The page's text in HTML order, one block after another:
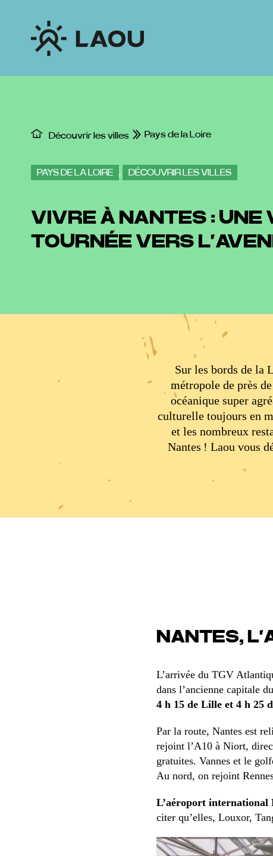
contenu
Découvrir les villes Pays de la Loire
PAYS DE LA LOIRE , DÉCOUVRIR LES VILLES
VIVRE À NANTES : UNE
TOURNÉE VERS
Sur les bords de la
métropole de près
océanique super
culturelle toujours en
et les nombreux
Nantes ! Laou vous
NANTES,
L’arrivée du TGV
dans l’ancienne capitale
4 h 15 de Lille et 4 h 25
Par la route, Nantes est
rejoint l’A10 à Niort,
gratuites. Vannes et le
Au nord, on rejoint
L’aéroport international
citer qu’elles, Louxor,